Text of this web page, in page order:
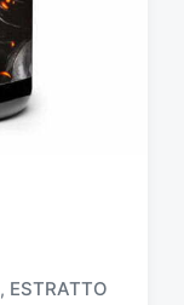
, ESTRATTO